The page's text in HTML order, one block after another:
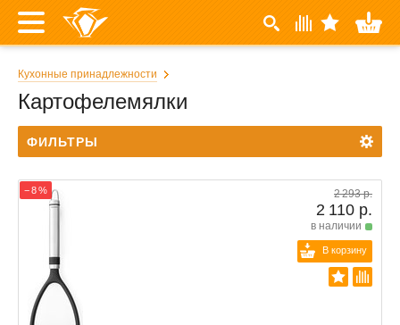
Кухонные принадлежности
Картофелемялки
ФИЛЬТРЫ
− 8 % 2 293 р.
2 110 р.
в наличии
В корзину